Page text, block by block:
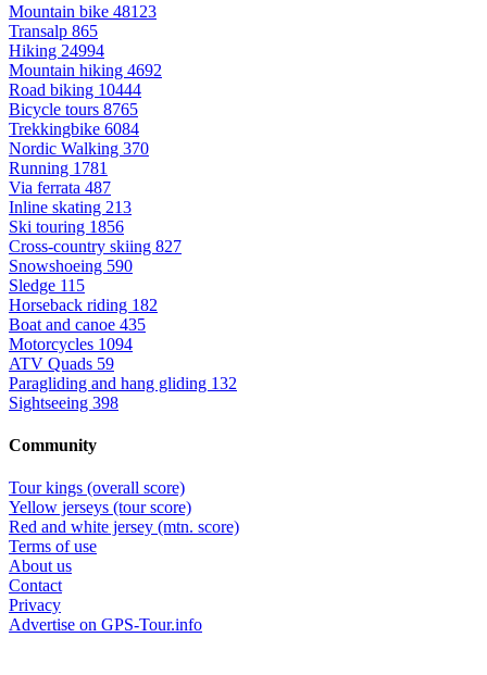
Mountain bike 48123
Transalp 865
Hiking 24994
Mountain hiking 4692
Road biking 10444
Bicycle tours 8765
Trekkingbike 6084
Nordic Walking 370
Running 1781
Via ferrata 487
Inline skating 213
Ski touring 1856
Cross-country skiing 827
Snowshoeing 590
Sledge 115
Horseback riding 182
Boat and canoe 435
Motorcycles 1094
ATV Quads 59
Paragliding and hang gliding 132
Sightseeing 398
Community
Tour kings (overall score)
Yellow jerseys (tour score)
Red and white jersey (mtn. score)
Terms of use
About us
Contact
Privacy
Advertise on GPS-Tour.info